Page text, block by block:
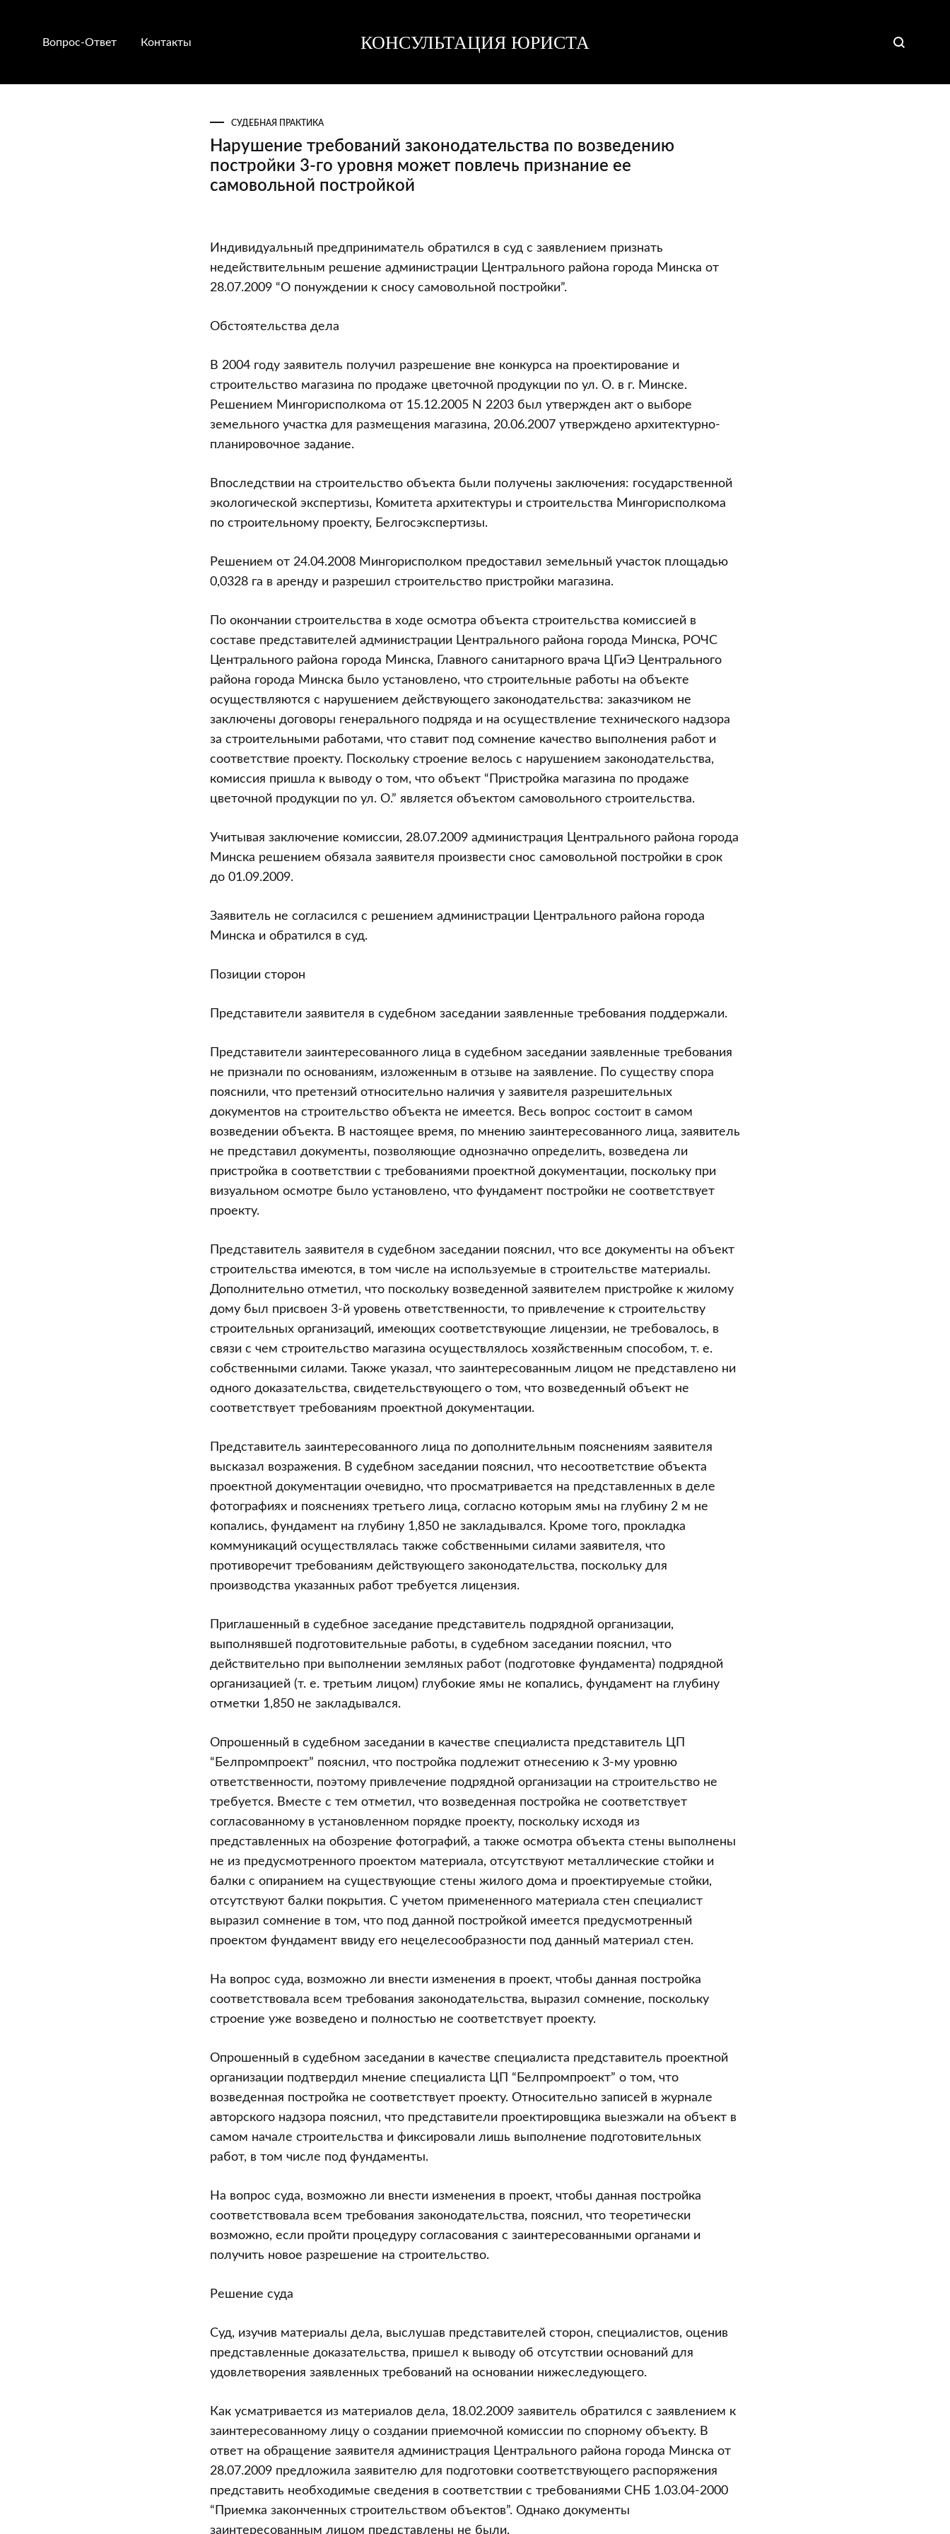
Вопрос-Ответ Контакты КОНСУЛЬТАЦИЯ ЮРИСТА
юриста
юриста
СУДЕБНАЯ ПРАКТИКА
Нарушение требований законодательства по возведению
постройки 3-го уровня может повлечь признание ее
самовольной постройкой
Нарушение
требований
законодательства
возведению
3-
го
уровня
может
повлечь
ее
самовольной
постройкой
Индивидуальный предприниматель обратился в суд с заявлением признать
недействительным решение администрации Центрального района города Минска от
28.07.2009 “О понуждении к сносу самовольной постройки”.
Обстоятельства дела
В 2004 году заявитель получил разрешение вне конкурса на проектирование и
строительство магазина по продаже цветочной продукции по ул. О. в г. Минске.
Решением Мингорисполкома от 15.12.2005 N 2203 был утвержден акт о выборе
земельного участка для размещения магазина, 20.06.2007 утверждено архитектурно-
планировочное задание.
Впоследствии на строительство объекта были получены заключения: государственной
экологической экспертизы, Комитета архитектуры и строительства Мингорисполкома
по строительному проекту, Белгосэкспертизы.
Решением от 24.04.2008 Мингорисполком предоставил земельный участок площадью
0,0328 га в аренду и разрешил строительство пристройки магазина.
По окончании строительства в ходе осмотра объекта строительства комиссией в
составе представителей администрации Центрального района города Минска, РОЧС
Центрального района города Минска, Главного санитарного врача ЦГиЭ Центрального
района города Минска было установлено, что строительные работы на объекте
осуществляются с нарушением действующего законодательства: заказчиком не
заключены договоры генерального подряда и на осуществление технического надзора
за строительными работами, что ставит под сомнение качество выполнения работ и
соответствие проекту. Поскольку строение велось с нарушением законодательства,
комиссия пришла к выводу о том, что объект “Пристройка магазина по продаже
цветочной продукции по ул. О.” является объектом самовольного строительства.
Учитывая заключение комиссии, 28.07.2009 администрация Центрального района города
Минска решением обязала заявителя произвести снос самовольной постройки в срок
до 01.09.2009.
Заявитель не согласился с решением администрации Центрального района города
Минска и обратился в суд.
Позиции сторон
Представители заявителя в судебном заседании заявленные требования поддержали.
Представители заинтересованного лица в судебном заседании заявленные требования
не признали по основаниям, изложенным в отзыве на заявление. По существу спора
пояснили, что претензий относительно наличия у заявителя разрешительных
документов на строительство объекта не имеется. Весь вопрос состоит в самом
возведении объекта. В настоящее время, по мнению заинтересованного лица, заявитель
не представил документы, позволяющие однозначно определить, возведена ли
пристройка в соответствии с требованиями проектной документации, поскольку при
визуальном осмотре было установлено, что фундамент постройки не соответствует
проекту.
Представитель заявителя в судебном заседании пояснил, что все документы на объект
строительства имеются, в том числе на используемые в строительстве материалы.
Дополнительно отметил, что поскольку возведенной заявителем пристройке к жилому
дому был присвоен 3-й уровень ответственности, то привлечение к строительству
строительных организаций, имеющих соответствующие лицензии, не требовалось, в
связи с чем строительство магазина осуществлялось хозяйственным способом, т. е.
собственными силами. Также указал, что заинтересованным лицом не представлено ни
одного доказательства, свидетельствующего о том, что возведенный объект не
соответствует требованиям проектной документации.
Представитель заинтересованного лица по дополнительным пояснениям заявителя
высказал возражения. В судебном заседании пояснил, что несоответствие объекта
проектной документации очевидно, что просматривается на представленных в деле
фотографиях и пояснениях третьего лица, согласно которым ямы на глубину 2 м не
копались, фундамент на глубину 1,850 не закладывался. Кроме того, прокладка
коммуникаций осуществлялась также собственными силами заявителя, что
противоречит требованиям действующего законодательства, поскольку для
производства указанных работ требуется лицензия.
Приглашенный в судебное заседание представитель подрядной организации,
выполнявшей подготовительные работы, в судебном заседании пояснил, что
действительно при выполнении земляных работ (подготовке фундамента) подрядной
организацией (т. е. третьим лицом) глубокие ямы не копались, фундамент на глубину
отметки 1,850 не закладывался.
Опрошенный в судебном заседании в качестве специалиста представитель ЦП
“Белпромпроект” пояснил, что постройка подлежит отнесению к 3-му уровню
ответственности, поэтому привлечение подрядной организации на строительство не
требуется. Вместе с тем отметил, что возведенная постройка не соответствует
согласованному в установленном порядке проекту, поскольку исходя из
представленных на обозрение фотографий, а также осмотра объекта стены выполнены
не из предусмотренного проектом материала, отсутствуют металлические стойки и
балки с опиранием на существующие стены жилого дома и проектируемые стойки,
отсутствуют балки покрытия. С учетом примененного материала стен специалист
выразил сомнение в том, что под данной постройкой имеется предусмотренный
проектом фундамент ввиду его нецелесообразности под данный материал стен.
На вопрос суда, возможно ли внести изменения в проект, чтобы данная постройка
соответствовала всем требования законодательства, выразил сомнение, поскольку
строение уже возведено и полностью не соответствует проекту.
Опрошенный в судебном заседании в качестве специалиста представитель проектной
организации подтвердил мнение специалиста ЦП “Белпромпроект” о том, что
возведенная постройка не соответствует проекту. Относительно записей в журнале
авторского надзора пояснил, что представители проектировщика выезжали на объект в
самом начале строительства и фиксировали лишь выполнение подготовительных
работ, в том числе под фундаменты.
На вопрос суда, возможно ли внести изменения в проект, чтобы данная постройка
соответствовала всем требования законодательства, пояснил, что теоретически
возможно, если пройти процедуру согласования с заинтересованными органами и
получить новое разрешение на строительство.
Решение суда
Суд, изучив материалы дела, выслушав представителей сторон, специалистов, оценив
представленные доказательства, пришел к выводу об отсутствии оснований для
удовлетворения заявленных требований на основании нижеследующего.
Как усматривается из материалов дела, 18.02.2009 заявитель обратился с заявлением к
заинтересованному лицу о создании приемочной комиссии по спорному объекту. В
ответ на обращение заявителя администрация Центрального района города Минска от
28.07.2009 предложила заявителю для подготовки соответствующего распоряжения
представить необходимые сведения в соответствии с требованиями СНБ 1.03.04-2000
“Приемка законченных строительством объектов”. Однако документы
заинтересованным лицом представлены не были.